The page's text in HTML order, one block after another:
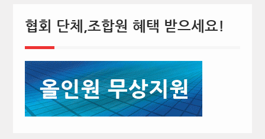
협회 단체,조합원 혜택 받으세요!